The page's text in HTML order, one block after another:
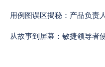
用例图误区揭秘：产品负责
从故事到屏幕：敏捷领导者